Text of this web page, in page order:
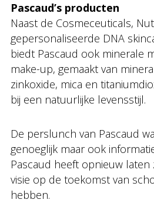
Pascaud’s producten
Naast de Cosmeceuticals,
gepersonaliseerde DNA
biedt Pascaud ook minerale
make-up, gemaakt van
zinkoxide, mica en
bij een natuurlijke levensstijl.
De perslunch van Pascaud
genoeglijk maar ook
Pascaud heeft opnieuw laten
visie op de toekomst van
hebben.